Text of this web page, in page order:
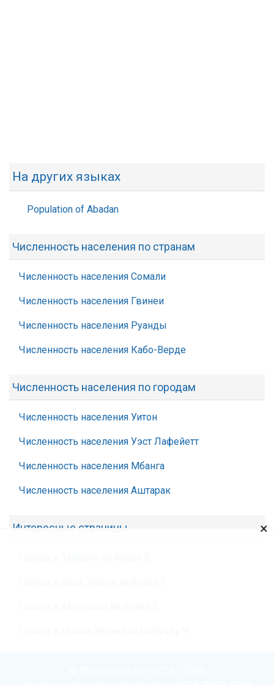
На других языках
Population of Abadan
Численность населения по странам
Численность населения Сомали
Численность населения Гвинеи
Численность населения Руанды
Численность населения Кабо-Верде
Численность населения по городам
Численность населения Уитон
Численность населения Уэст Лафейетт
Численность населения Мбанга
Численность населения Аштарак
Интересные страницы ×